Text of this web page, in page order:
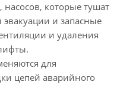
которые тушат
и запасные
и удаления
для
цепей аварийного